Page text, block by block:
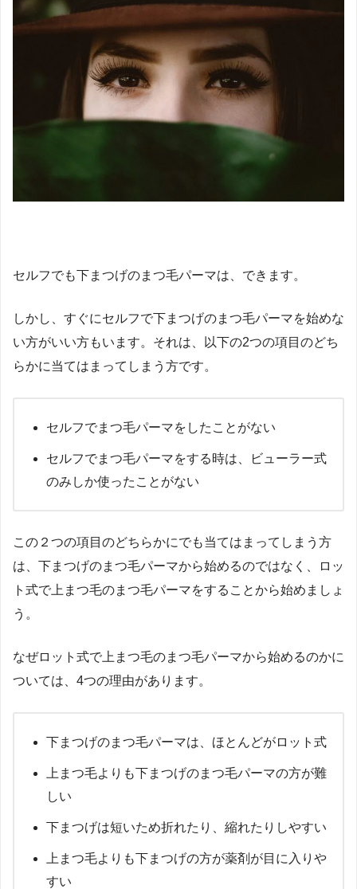
セルフでも下まつげのまつ毛パーマは、できます。
しかし、すぐにセルフで下まつげのまつ毛パーマを始めな
い方がいい方もいます。それは、以下の2つの項目のどち
らかに当てはまってしまう方です。
セルフでまつ毛パーマをしたことがない
セルフでまつ毛パーマをする時は、ビューラー式
のみしか使ったことがない
この２つの項目のどちらかにでも当てはまってしまう方
は、下まつげのまつ毛パーマから始めるのではなく、ロッ
ト式で上まつ毛のまつ毛パーマをすることから始めましょ
う。
なぜロット式で上まつ毛のまつ毛パーマから始めるのかに
ついては、4つの理由があります。
下まつげのまつ毛パーマは、ほとんどがロット式
上まつ毛よりも下まつげのまつ毛パーマの方が難
しい
下まつげは短いため折れたり、縮れたりしやすい
上まつ毛よりも下まつげの方が薬剤が目に入りや
すい